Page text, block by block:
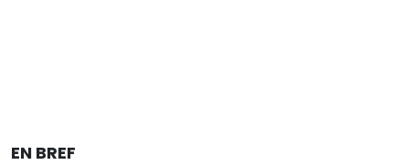
EN BREF